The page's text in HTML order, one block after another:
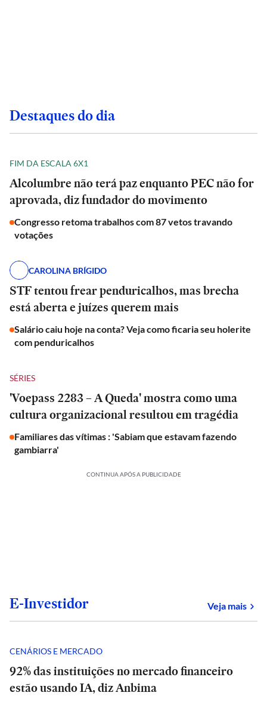
Destaques do dia
FIM DA ESCALA 6X1
Alcolumbre não terá paz enquanto PEC não for
aprovada, diz fundador do movimento
Congresso retoma trabalhos com 87 vetos travando
votações
CAROLINA BRÍGIDO
STF tentou frear penduricalhos, mas brecha
está aberta e juízes querem mais
Salário caiu hoje na conta? Veja como ficaria seu holerite
com penduricalhos
SÉRIES
'Voepass 2283 – A Queda' mostra como uma
cultura organizacional resultou em tragédia
Familiares das vítimas : 'Sabiam que estavam fazendo
gambiarra'
CONTINUA APÓS A PUBLICIDADE
E-Investidor Veja mais
CENÁRIOS E MERCADO
92% das instituições no mercado financeiro
estão usando IA, diz Anbima